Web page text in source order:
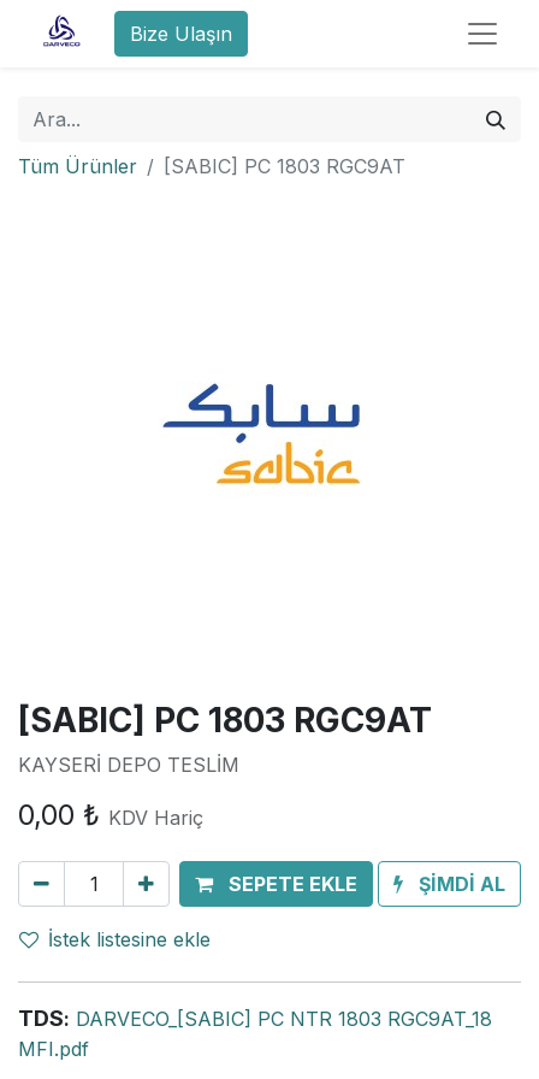
Bize Ulaşın
Tüm Ürünler [SABIC] PC 1803 RGC9AT
[SABIC] PC 1803 RGC9AT
KAYSERİ DEPO TESLİM
0,00 ₺ KDV Hariç
SEPETE EKLE ŞİMDİ AL
İstek listesine ekle
TDS: DARVECO_[SABIC] PC NTR 1803 RGC9AT_18
MFI.pdf